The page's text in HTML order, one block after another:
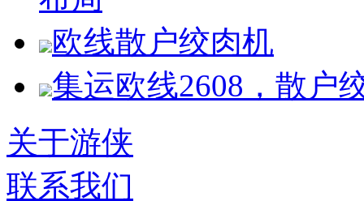
欧线散户绞肉机
集运欧线2608，散户
关于游侠
联系我们